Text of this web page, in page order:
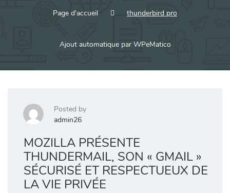
Page d'accueil thunderbird pro
Ajout automatique par WPeMatico
Posted by
admin26
MOZILLA PRÉSENTE
THUNDERMAIL, SON « GMAIL »
SÉCURISÉ ET RESPECTUEUX DE
LA VIE PRIVÉE